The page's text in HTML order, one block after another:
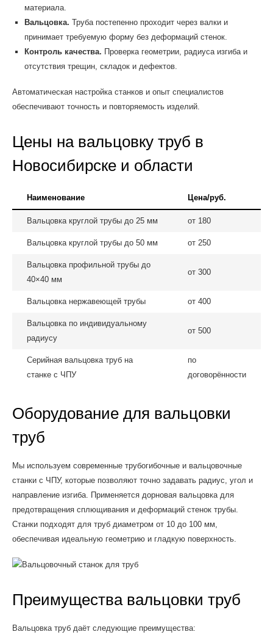
материала.
Вальцовка. Труба постепенно проходит через валки и
принимает требуемую форму без деформаций стенок.
Контроль качества. Проверка геометрии, радиуса изгиба и
отсутствия трещин, складок и дефектов.
Автоматическая настройка станков и опыт специалистов
обеспечивают точность и повторяемость изделий.
Цены на вальцовку труб в
Новосибирске и области
Наименование Цена/руб.
Вальцовка круглой трубы до 25 мм от 180
Вальцовка круглой трубы до 50 мм от 250
Вальцовка профильной трубы до
40×40 мм
от 300
Вальцовка нержавеющей трубы от 400
Вальцовка по индивидуальному
радиусу
от 500
Серийная вальцовка труб на
станке с ЧПУ
по
договорённости
Оборудование для вальцовки
труб
Мы используем современные трубогибочные и вальцовочные
станки с ЧПУ, которые позволяют точно задавать радиус, угол и
направление изгиба. Применяется дорновая вальцовка для
предотвращения сплющивания и деформаций стенок трубы.
Станки подходят для труб диаметром от 10 до 100 мм,
обеспечивая идеальную геометрию и гладкую поверхность.
Преимущества вальцовки труб
Вальцовка труб даёт следующие преимущества: